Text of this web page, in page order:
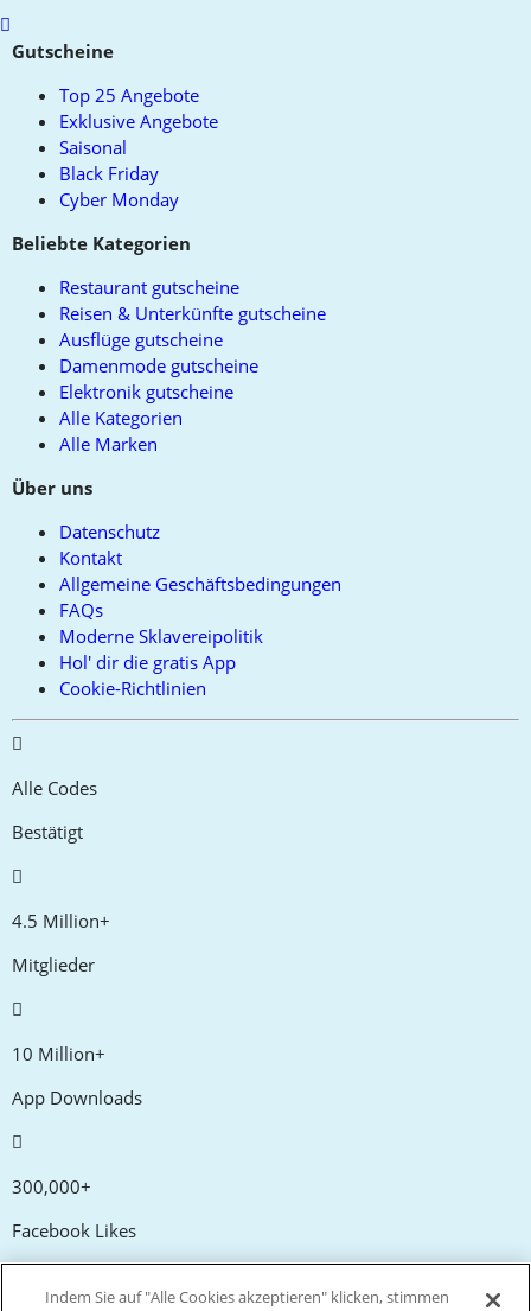
Scroll
toGutscheine
Top 25 Angebote
Exklusive Angebote
Saisonal
Black Friday
Cyber Monday
Beliebte Kategorien
Restaurant gutscheine
Reisen & Unterkünfte gutscheine
Ausflüge gutscheine
Damenmode gutscheine
Elektronik gutscheine
Alle Kategorien
Alle Marken
Über uns
Datenschutz
Kontakt
Allgemeine Geschäftsbedingungen
FAQs
Moderne Sklavereipolitik
Hol' dir die gratis App
Cookie-Richtlinien
Alle Codes
Bestätigt
4.5 Million+
Mitglieder
10 Million+
App Downloads
300,000+
Facebook Likes
Indem Sie auf "Alle Cookies akzeptieren" klicken, stimmen